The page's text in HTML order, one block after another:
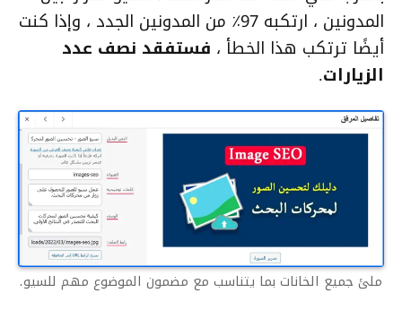
المدونين ، ارتكبه 97٪ من المدونين الجدد ، وإذا كنت
أيضًا ترتكب هذا الخطأ ، فستفقد نصف عدد
الزيارات.
ملئ جميع الخانات بما يتناسب مع مضمون الموضوع مهم للسيو.